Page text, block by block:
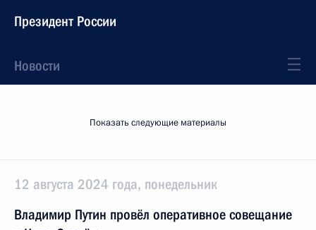
Президент России
Новости
Показать следующие материалы
12 августа 2024 года, понедельник
Владимир Путин провёл оперативное совещание